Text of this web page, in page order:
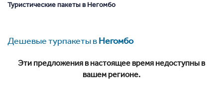
Туристические пакеты в Негомбо
Дешевые турпакеты вНегомбо
Эти предложения в настоящее время недоступны в
вашем регионе.